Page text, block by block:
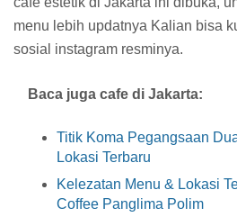
menu lebih updatnya Kalian bisa
sosial instagram resminya.
Baca juga cafe di Jakarta:
Titik Koma Pegangsaan
Lokasi Terbaru
Kelezatan Menu & Lokasi
Coffee Panglima Polim